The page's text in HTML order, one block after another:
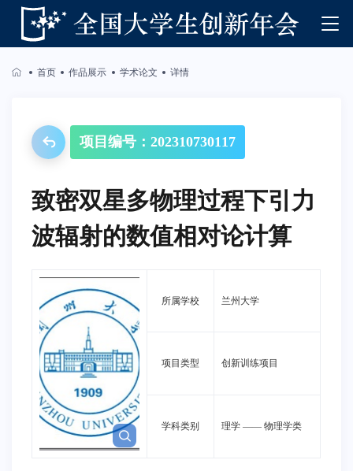
首页 作品展示 学术论文 详情
项目编号：202310730117
致密双星多物理过程下引力
波辐射的数值相对论计算
所属学校 兰州大学
项目类型 创新训练项目
学科类别 理学 ——物理学类